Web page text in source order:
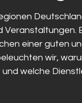
Veranstaltungen.
einer guten
wir,
welche